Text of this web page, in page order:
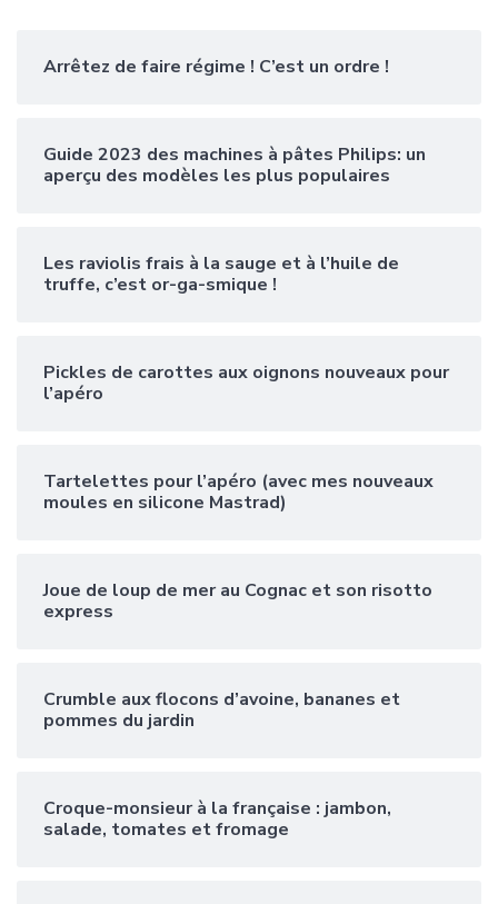
Arrêtez de faire régime ! C’est un ordre !
Guide 2023 des machines à pâtes Philips: un
aperçu des modèles les plus populaires
Les raviolis frais à la sauge et à l’huile de
truffe, c’est or-ga-smique !
Pickles de carottes aux oignons nouveaux pour
l’apéro
Tartelettes pour l’apéro (avec mes nouveaux
moules en silicone Mastrad)
Joue de loup de mer au Cognac et son risotto
express
Crumble aux flocons d’avoine, bananes et
pommes du jardin
Croque-monsieur à la française : jambon,
salade, tomates et fromage